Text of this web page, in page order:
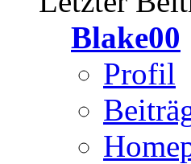
Blake00
Profil